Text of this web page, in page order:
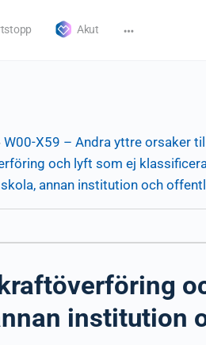
Akut
W00-X59 – Andra yttre orsaker
och lyft som ej
annan institution och
institution